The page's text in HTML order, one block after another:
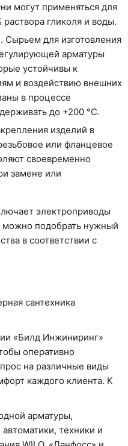
могут применяться для
гликоля и воды.
для изготовления
арматуры
устойчивы к
и воздействию внешних
в процессе
до +200 °C.
изделий в
или фланцевое
своевременно
замене или
электроприводы
можно подобрать нужный
в соответствии с
«Билд Инжиниринг»
оперативно
на различные виды
каждого клиента. К
арматуры,
техники и